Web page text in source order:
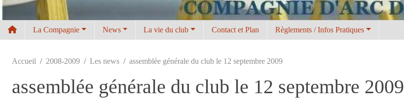
La Compagnie News La vie du club Contact et Plan Règlements / Infos Pratiques
Accueil 2008-2009 Les news assemblée générale du club le 12 septembre 2009
assemblée générale du club le 12 septembre 2009